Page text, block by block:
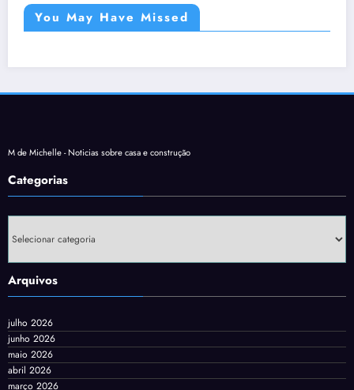
You May Have Missed
M de Michelle - Noticias sobre casa e construção
Categorias
Arquivos
julho 2026
junho 2026
maio 2026
abril 2026
março 2026